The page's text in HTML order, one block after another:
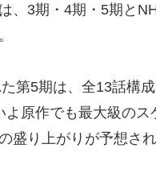
、3期・4期・5期と
第5期は、全13話構
原作でも最大級のス
盛り上がりが予想され